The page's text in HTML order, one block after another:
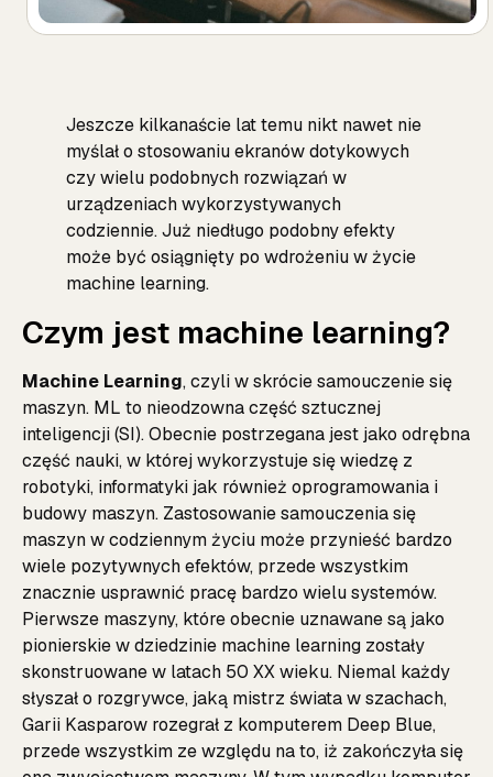
Jeszcze kilkanaście lat temu nikt nawet nie
myślał o stosowaniu ekranów dotykowych
czy wielu podobnych rozwiązań w
urządzeniach wykorzystywanych
codziennie. Już niedługo podobny efekty
może być osiągnięty po wdrożeniu w życie
machine learning.
Czym jest machine learning?
Machine Learning, czyli w skrócie samouczenie się
maszyn. ML to nieodzowna część sztucznej
inteligencji (SI). Obecnie postrzegana jest jako odrębna
część nauki, w której wykorzystuje się wiedzę z
robotyki, informatyki jak również oprogramowania i
budowy maszyn. Zastosowanie samouczenia się
maszyn w codziennym życiu może przynieść bardzo
wiele pozytywnych efektów, przede wszystkim
znacznie usprawnić pracę bardzo wielu systemów.
Pierwsze maszyny, które obecnie uznawane są jako
pionierskie w dziedzinie machine learning zostały
skonstruowane w latach 50 XX wieku. Niemal każdy
słyszał o rozgrywce, jaką mistrz świata w szachach,
Garii Kasparow rozegrał z komputerem Deep Blue,
przede wszystkim ze względu na to, iż zakończyła się